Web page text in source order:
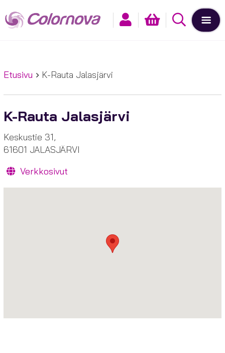
Etusivu K-Rauta Jalasjärvi
K-Rauta Jalasjärvi
Keskustie 31,
61601 JALASJÄRVI
Verkkosivut